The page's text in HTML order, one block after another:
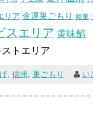
リア 金運巣ごもり 銘菓
スエリア 黄味餡
トエリア
, 信州 , 巣ごもり い